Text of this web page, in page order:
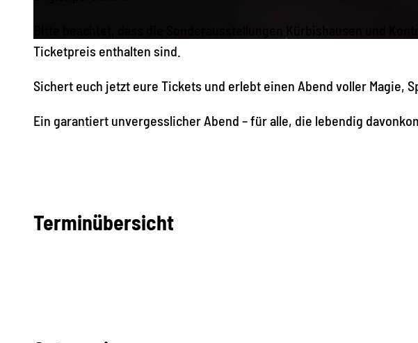
Bitte beachtet, dass die Sonderausstellungen Kürbishausen und
Ticketpreis enthalten sind.
Sichert euch jetzt eure Tickets und erlebt einen Abend voller Magie,
Ein garantiert unvergesslicher Abend – für alle, die lebendig
Terminübersicht